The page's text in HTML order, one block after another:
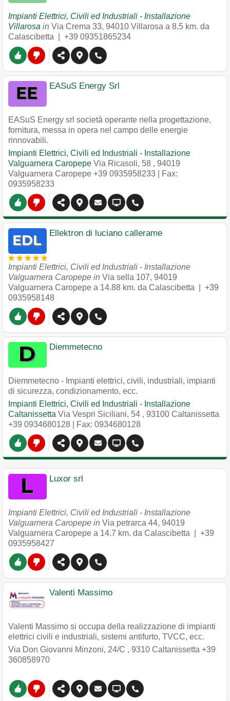
Impianti Elettrici, Civili ed Industriali - Installazione
Villarosa in Via Crema 33, 94010 Villarosa a 8.5 km. da
Calascibetta | +39 09351865234
EASuS Energy Srl
EASuS Energy srl società operante nella progettazione,
fornitura, messa in opera nel campo delle energie
rinnovabili.
Impianti Elettrici, Civili ed Industriali - Installazione
Valguarnera Caropepe Via Ricasoli, 58 , 94019
Valguarnera Caropepe +39 0935958233 | Fax:
0935958233
Ellektron di luciano callerame
Impianti Elettrici, Civili ed Industriali - Installazione
Valguarnera Caropepe in Via sella 107, 94019
Valguarnera Caropepe a 14.88 km. da Calascibetta | +39
0935958148
Diemmetecno
Diemmetecno - Impianti elettrici, civili, industriali, impianti
di sicurezza, condizionamento, ecc.
Impianti Elettrici, Civili ed Industriali - Installazione
Caltanissetta Via Vespri Siciliani, 54 , 93100 Caltanissetta
+39 0934680128 | Fax: 0934680128
Luxor srl
Impianti Elettrici, Civili ed Industriali - Installazione
Valguarnera Caropepe in Via petrarca 44, 94019
Valguarnera Caropepe a 14.7 km. da Calascibetta | +39
0935958427
Valenti Massimo
Valenti Massimo si occupa della realizzazione di impianti
elettrici civili e industriali, sistemi antifurto, TVCC, ecc.
Via Don Giovanni Minzoni, 24/C , 9310 Caltanissetta +39
360858970